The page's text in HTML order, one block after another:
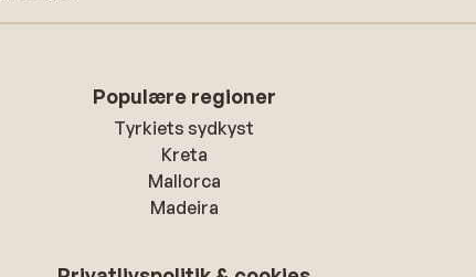
Populære regioner
Tyrkiets sydkyst
Kreta
Mallorca
Madeira